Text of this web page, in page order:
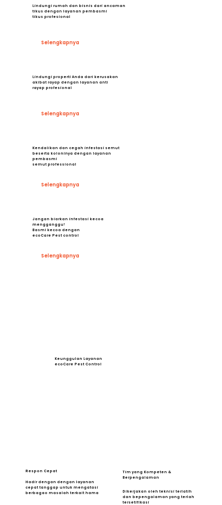
Keunggulan Layanan
ecoCare Pest Control
Tim yang Kompeten &
Berpengalaman
Dikerjakan oleh teknisi terlatih
dan bepengalaman yang terlah
tersetifikasi
Respon Cepat
Hadir dengan dengan layanan
cepat tanggap untuk mengatasi
berbagao masalah terkait hama
Lindungi rumah dan bisnis dari ancaman
tikus dengan layanan pembasmi
tikus profesional
Selengkapnya
Lindungi properti Anda dari kerusakan
akibat rayap dengan layanan anti
rayap profesional
Selengkapnya
Kendalikan dan cegah infestasi semut
beserta koloninya dengan layanan
pembasmi
semut professional
Selengkapnya
Jangan biarkan infestasi kecoa
mengganggu!
Basmi kecoa dengan
ecoCare Pest control
Selengkapnya